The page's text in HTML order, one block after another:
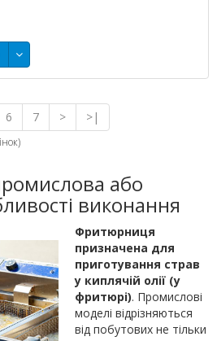
6 7 > >|
або
виконання
Фритюрниця
призначена для
приготування страв
у киплячій олії (у
фритюрі). Промислові
моделі відрізняються
від побутових не тільки